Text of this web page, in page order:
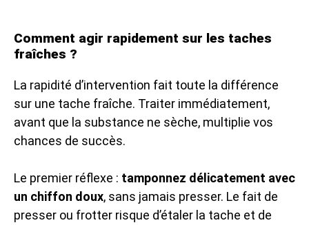
Comment agir rapidement sur les taches
fraîches ?
La rapidité d’intervention fait toute la différence
sur une tache fraîche. Traiter immédiatement,
avant que la substance ne sèche, multiplie vos
chances de succès.
Le premier réflexe : tamponnez délicatement avec
un chiffon doux, sans jamais presser. Le fait de
presser ou frotter risque d’étaler la tache et de